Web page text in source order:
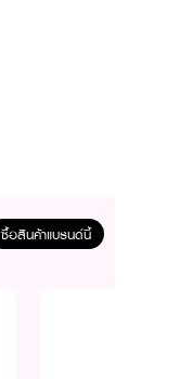
ซื้อสินค้าแบรนด์นี้